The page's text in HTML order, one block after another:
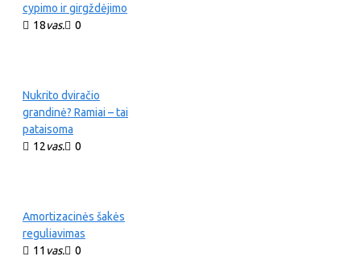
cypimo ir girgždėjimo
18vas. 0
Nukrito dviračio
grandinė? Ramiai – tai
pataisoma
12vas. 0
Amortizacinės šakės
reguliavimas
11 vas. 0